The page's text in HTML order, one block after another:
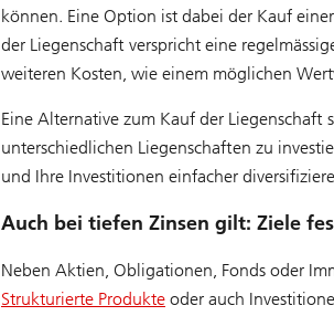
können. Eine Option ist dabei der Kauf
der Liegenschaft verspricht eine
weiteren Kosten, wie einem möglichen
Eine Alternative zum Kauf der
unterschiedlichen Liegenschaften zu
und Ihre Investitionen einfacher
Auch bei tiefen Zinsen gilt: Ziele
Neben Aktien, Obligationen, Fonds oder
Strukturierte Produkte oder auch